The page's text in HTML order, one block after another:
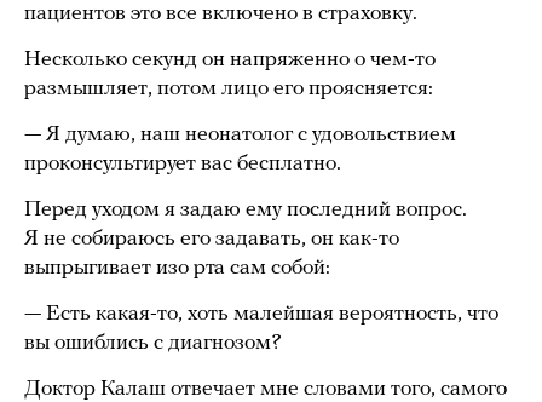
пациентов это все включено в страховку.
Несколько секунд он напряженно о чем-то
размышляет, потом лицо его проясняется:
— Я думаю, наш неонатолог с удовольствием
проконсультирует вас бесплатно.
Перед уходом я задаю ему последний вопрос.
Я не собираюсь его задавать, он как-то
выпрыгивает изо рта сам собой:
— Есть какая-то, хоть малейшая вероятность, что
вы ошиблись с диагнозом?
Доктор Калаш отвечает мне словами того, самого